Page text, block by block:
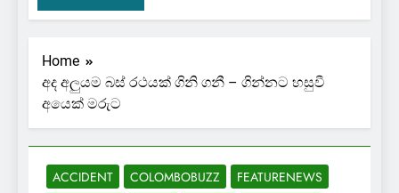
Home
අද අලුයම බස් රථයක් ගිනි ගනී – ගින්නට හසුවී
අයෙක් මරුට
ACCIDENT COLOMBOBUZZ
FEATURENEWS